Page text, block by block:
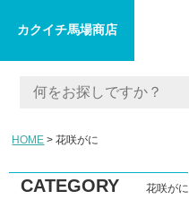
カクイチ馬場商店
HOME 花咲がに
CATEGORY 花咲がに